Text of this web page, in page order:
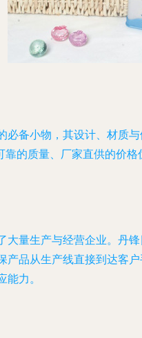
备小物，其设计、材质
的质量、厂家直供的价
量生产与经营企业。丹
品从生产线直接到达客
力。